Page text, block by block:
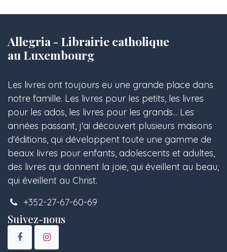
Allegria - Librairie catholique
au Luxembourg
Les livres ont toujours eu une grande place dans
notre famille. Les livres pour les petits, les livres
pour les ados, les livres pour les grands... Les
années passant, j'ai découvert plusieurs maisons
d'éditions, qui développent toute une gamme de
beaux livres pour enfants, adolescents et adultes,
des livres qui donnent la joie, qui éveillent au beau,
qui éveillent au Christ.
+352-27-67-60-69
Suivez-nous